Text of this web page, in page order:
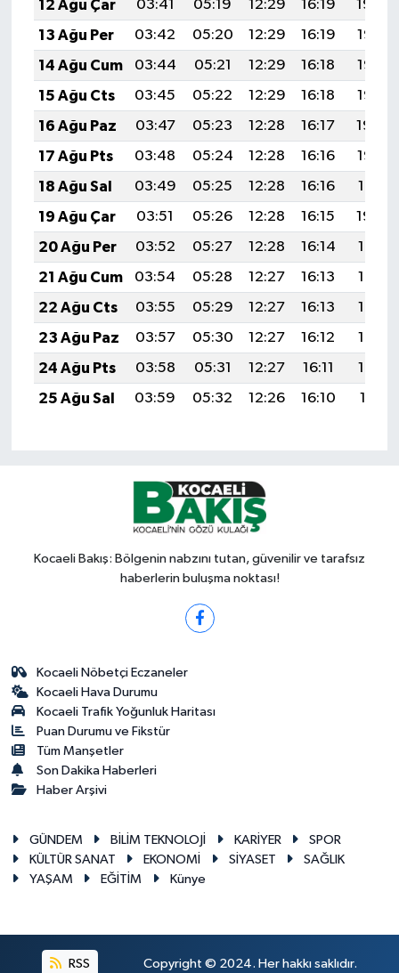
12 Ağu Çar
03:41 05:19 12:29 16:19
19:29
13 Ağu Per
03:42 05:20 12:29 16:19
19:28
14 Ağu Cum
03:44 05:21 12:29 16:18
19:27
15 Ağu Cts
03:45 05:22 12:29 16:18
19:25
16 Ağu Paz
03:47 05:23 12:28 16:17
19:24
17 Ağu Pts
03:48 05:24 12:28 16:16
19:23
18 Ağu Sal
03:49 05:25 12:28 16:16
19:21
19 Ağu Çar
03:51 05:26 12:28 16:15
19:20
20 Ağu Per
03:52 05:27 12:28 16:14
19:18
21 Ağu Cum
03:54 05:28 12:27 16:13
19:17
22 Ağu Cts
03:55 05:29 12:27 16:13
19:15
23 Ağu Paz
03:57 05:30 12:27 16:12
19:14
24 Ağu Pts
03:58 05:31 12:27 16:11
19:12
25 Ağu Sal
03:59 05:32 12:26 16:10 19:11
Kocaeli Bakış: Bölgenin nabzını tutan, güvenilir ve tarafsız
haberlerin buluşma noktası!
Kocaeli Nöbetçi Eczaneler
Kocaeli Hava Durumu
Kocaeli Trafik Yoğunluk Haritası
Puan Durumu ve Fikstür
Tüm Manşetler
Son Dakika Haberleri
Haber Arşivi
GÜNDEM BİLİM TEKNOLOJİ KARİYER
SPOR
KÜLTÜR SANAT
EKONOMİ SİYASET
SAĞLIK
YAŞAM
EĞİTİM Künye
RSS Copyright © 2024. Her hakkı saklıdır.